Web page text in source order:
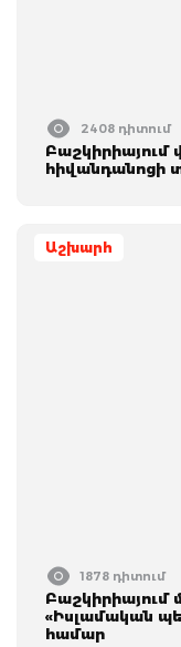
2408 դիտում
Բաշկիրիայում
հիվանդանոցի
Աշխարհ
1878 դիտում
Բաշկիրիայում
«Իսլամական
համար